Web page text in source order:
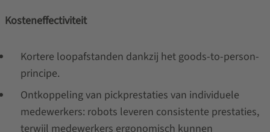
Kosteneffectiviteit
Kortere loopafstanden dankzij het goods-to-person-
principe.
Ontkoppeling van pickprestaties van individuele
medewerkers: robots leveren consistente prestaties,
terwijl medewerkers ergonomisch kunnen